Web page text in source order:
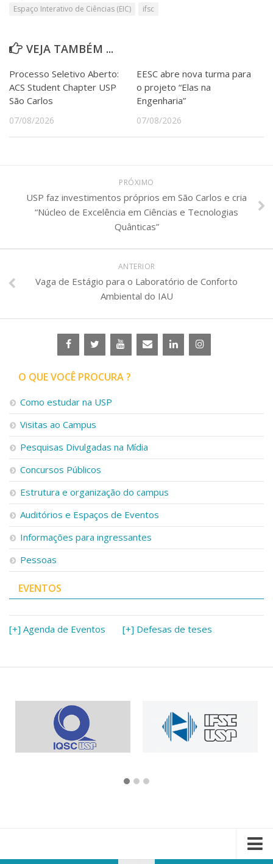
Espaço Interativo de Ciências (EIC)
ifsc
VEJA TAMBÉM ...
Processo Seletivo Aberto:
ACS Student Chapter USP
São Carlos
07/08/2026
EESC abre nova turma para
o projeto “Elas na
Engenharia”
07/08/2026
PRÓXIMO
USP faz investimentos próprios em São Carlos e cria
“Núcleo de Excelência em Ciências e Tecnologias
Quânticas”
ANTERIOR
Vaga de Estágio para o Laboratório de Conforto
Ambiental do IAU
O QUE VOCÊ PROCURA ?
Como estudar na USP
Visitas ao Campus
Pesquisas Divulgadas na Mídia
Concursos Públicos
Estrutura e organização do campus
Auditórios e Espaços de Eventos
Informações para ingressantes
Pessoas
EVENTOS
[+] Agenda de Eventos [+] Defesas de teses